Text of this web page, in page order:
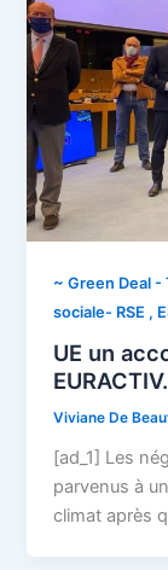
~ Green Deal
sociale- RSE ,
UE un
Viviane De
[ad_1] Les
parvenus à
climat après